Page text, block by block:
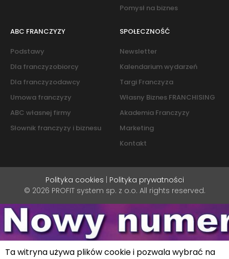
Pomysł na biznes
ABC FRANCZYZY
Podstawy
Dla franczyzobiorcy
Dla franczyzodawcy
Umowa franczyzy
ABC własnej firmy
Słownik franczyzy i biznesu
SPOŁECZNOŚĆ
Newsletter
Kalendarium wydarzeń
Targi Franczyza
Własny Biznes FRANCHISING
Akademia Franczyzy
Marketing
Kontakt
Polityka cookies
Polityka prywatności
© 2026 PROFIT system sp. z o.o. All rights reserved.
Ta witryna używa plików cookie i pozwala wybrać na